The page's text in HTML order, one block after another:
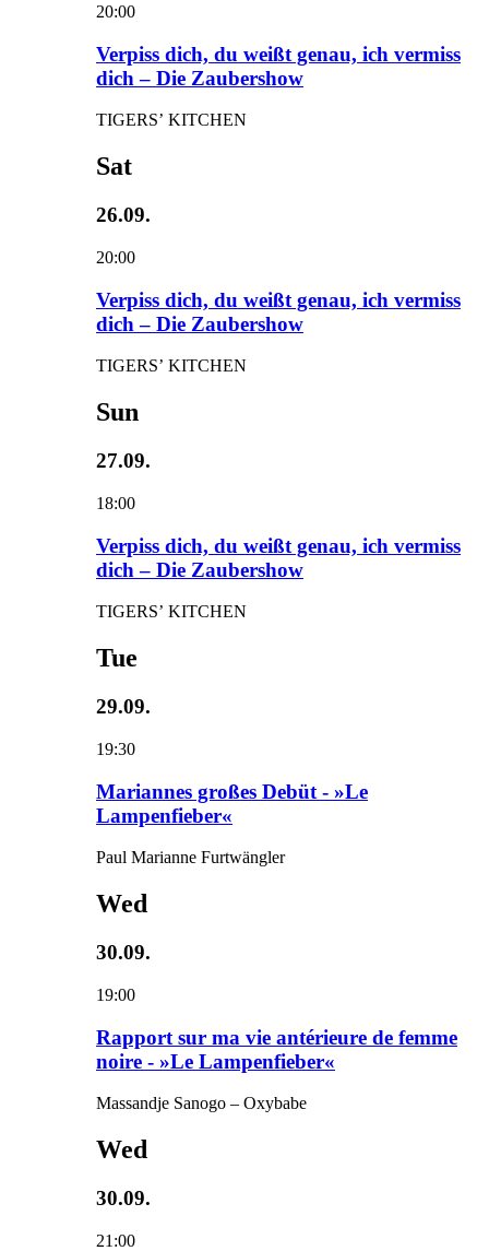
20:00
Verpiss dich, du weißt genau, ich vermiss
dich – Die Zaubershow
TIGERS’ KITCHEN
Sat
26.09.
20:00
Verpiss dich, du weißt genau, ich vermiss
dich – Die Zaubershow
TIGERS’ KITCHEN
Sun
27.09.
18:00
Verpiss dich, du weißt genau, ich vermiss
dich – Die Zaubershow
TIGERS’ KITCHEN
Tue
29.09.
19:30
Mariannes großes Debüt - »Le
Lampenfieber«
Paul Marianne Furtwängler
Wed
30.09.
19:00
Rapport sur ma vie antérieure de femme
noire - »Le Lampenfieber«
Massandje Sanogo – Oxybabe
Wed
30.09.
21:00